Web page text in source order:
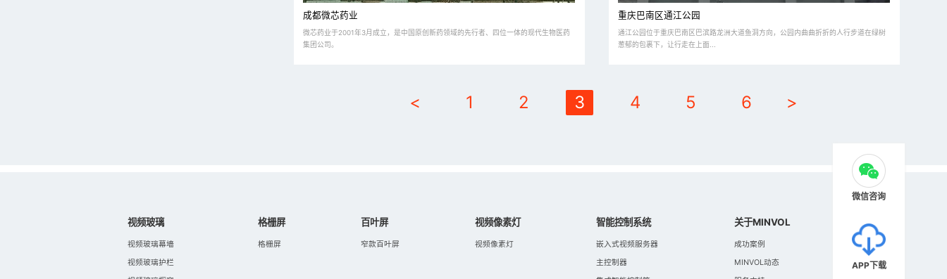
成都微芯药业
微芯药业于2001年3月成立，是中国原创新药领域的先行者、四位一体的现代生物医药
集团公司。
重庆巴南区通江公园
通江公园位于重庆巴南区巴滨路龙洲大道鱼洞方向，公园内曲曲折折的人行步道在绿树
葱郁的包裹下，让行走在上面...
< 1 2 3 4 5 6 >
视频玻璃
视频玻璃幕墻
视频玻璃护栏
格栅屏
格栅屏
百叶屏
窄款百叶屏
视频像素灯
视频像素灯
智能控制系统
嵌入式视频服务器
主控制器
关于MINVOL
成功案例
MINVOL动态
微信咨询
APP下载